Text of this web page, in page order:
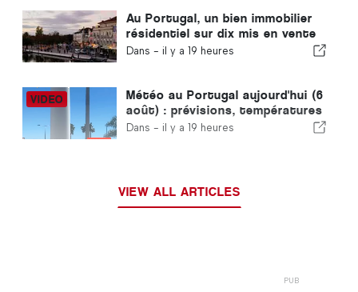
Au Portugal, un bien immobilier
résidentiel sur dix mis en vente
se vend en moins d'une semaine
Dans - il y a 19 heures
Météo au Portugal aujourd'hui (6
août) : prévisions, températures
et à quoi s'attendre
Dans - il y a 19 heures
VIEW ALL ARTICLES